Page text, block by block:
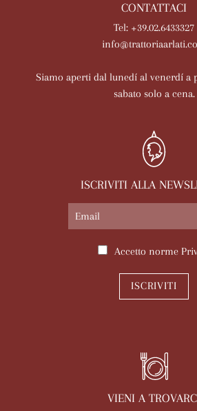
CONTATTACI
Tel: +39.02.6433327
Siamo aperti dal lunedí al venerdí a
sabato solo a cena.
ISCRIVITI ALLA
Accetto norme
ISCRIVITI
VIENI A